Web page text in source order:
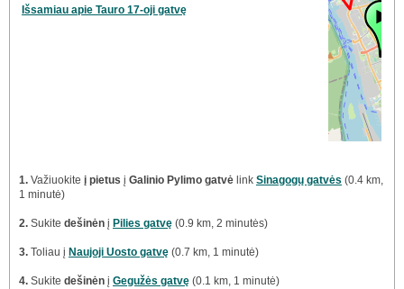
Išsamiau apie Tauro 17-oji gatvę
1. Važiuokite į pietus į Galinio Pylimo gatvė link Sinagogų gatvės (0.4 km,
1 minutė)
2. Sukite dešinėn į Pilies gatvę (0.9 km, 2 minutės)
3. Toliau į Naujoji Uosto gatvę (0.7 km, 1 minutė)
4. Sukite dešinėn į Gegužės gatvę (0.1 km, 1 minutė)